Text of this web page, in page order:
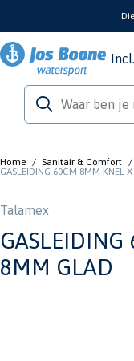
Home / Sanitair & Comfort /
GASLEIDING 60CM 8MM KNEL
Talamex
8MM GLAD